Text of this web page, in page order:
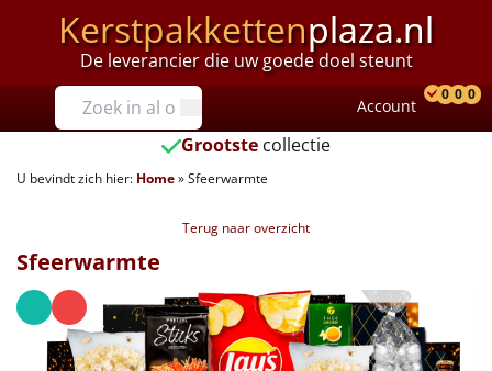
Kerstpakkettenplaza.nl
De leverancier die uw goede doel steunt
Prijzen
Tot €25
€25 tot €35
€40 tot €45
€45 tot €50
Account
0 0 0
Grootste collectie
U bevindt zich hier: Home»Sfeerwarmte
Terug naar overzicht
Sfeerwarmte